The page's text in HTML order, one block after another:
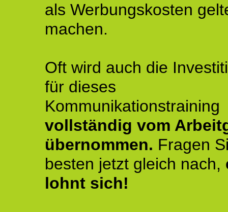
als Werbungskosten
machen.
Oft wird auch die
für dieses
Kommunikationstraining
vollständig vom
übernommen. Fragen
besten jetzt gleich nach,
lohnt sich!